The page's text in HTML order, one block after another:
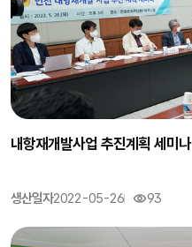
내항재개발사업 추진계획 세미나
생산일자2022-05-26 93